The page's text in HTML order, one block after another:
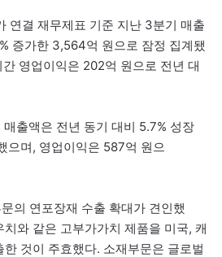
연결 재무제표 기준 지난 3분기 매출
증가한 3,564억 원으로 잠정 집계됐
영업이익은 202억 원으로 전년 대
출액은 전년 동기 대비 5.7% 성장
으며, 영업이익은 587억 원으
의 연포장재 수출 확대가 견인했
치와 같은 고부가가치 제품을 미국, 캐
것이 주효했다. 소재부문은 글로벌